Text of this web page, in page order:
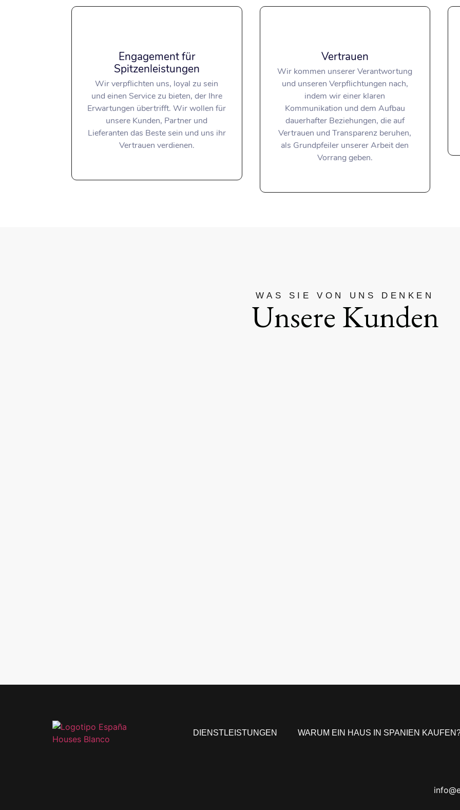
Engagement für
Spitzenleistungen
Wir verpflichten uns, loyal zu sein
und einen Service zu bieten, der Ihre
Erwartungen übertrifft. Wir wollen für
unsere Kunden, Partner und
Lieferanten das Beste sein und uns ihr
Vertrauen verdienen.
Vertrauen
Wir kommen unserer Verantwortung
und unseren Verpflichtungen nach,
indem wir einer klaren
Kommunikation und dem Aufbau
dauerhafter Beziehungen, die auf
Vertrauen und Transparenz beruhen,
als Grundpfeiler unserer Arbeit den
Vorrang geben.
WAS SIE VON UNS DENKEN
Unsere Kunden
DIENSTLEISTUNGEN WARUM EIN HAUS IN SPANIEN